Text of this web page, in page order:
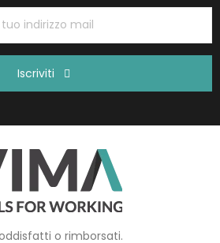
Iscriviti
o rimborsati.